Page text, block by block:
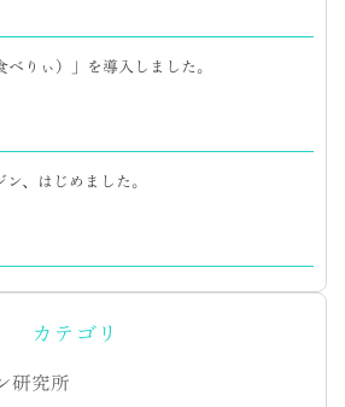
カテゴリ
研究所
べりぃ）」を導入しました。
、はじめました。